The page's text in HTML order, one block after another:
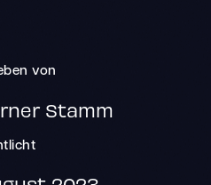
von
Stamm